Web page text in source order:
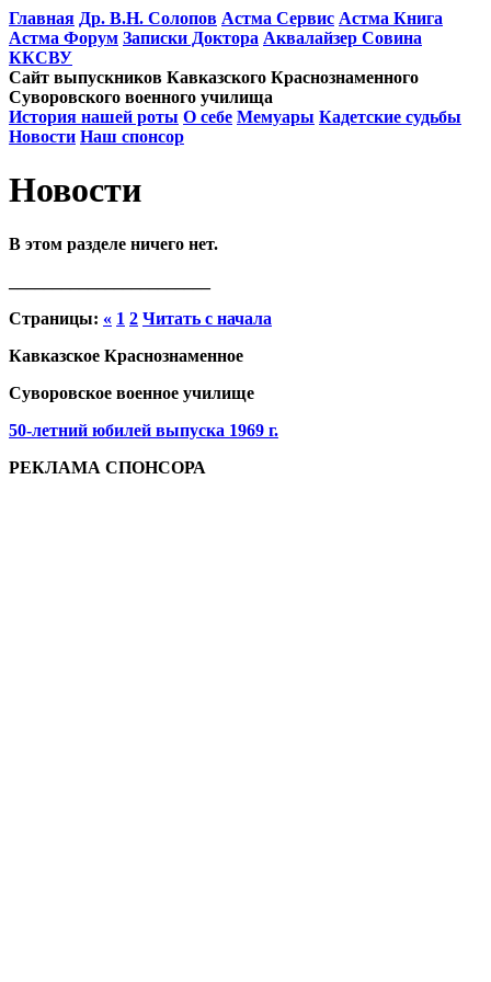
Главная Др. В.Н. Солопов Астма Сервис Астма Книга
Астма Форум Записки Доктора Аквалайзер Совина
ККСВУ
Сайт выпускников Кавказского Краснознаменного
Суворовского военного училища
История нашей роты О себе Мемуары Кадетские судьбы
Новости Наш спонсор
Новости
В этом разделе ничего нет.
Страницы: « 1 2 Читать с начала
Кавказское Краснознаменное
Суворовское военное училище
50-летний юбилей выпуска 1969 г.
РЕКЛАМА СПОНСОРА